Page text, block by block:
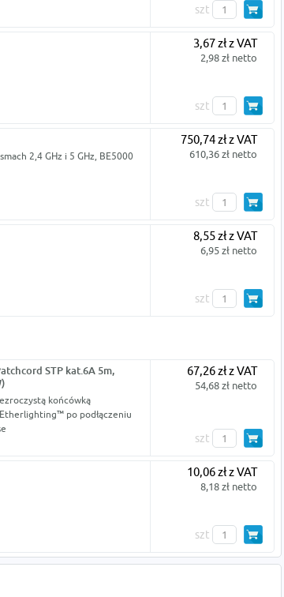
szt
3,67 zł z VAT
2,98 zł netto
szt
2,4 GHz i 5 GHz, BE5000
750,74 zł z VAT
610,36 zł netto
szt
8,55 zł z VAT
6,95 zł netto
szt
STP kat.6A 5m,
końcówką
po podłączeniu
67,26 zł z VAT
54,68 zł netto
szt
10,06 zł z VAT
8,18 zł netto
szt